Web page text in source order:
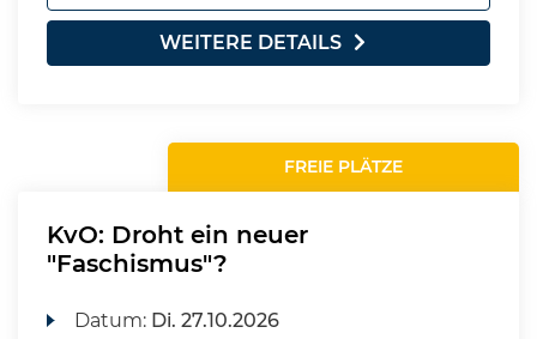
WEITERE DETAILS
FREIE PLÄTZE
KvO: Droht ein neuer
"Faschismus"?
Datum: Di. 27.10.2026